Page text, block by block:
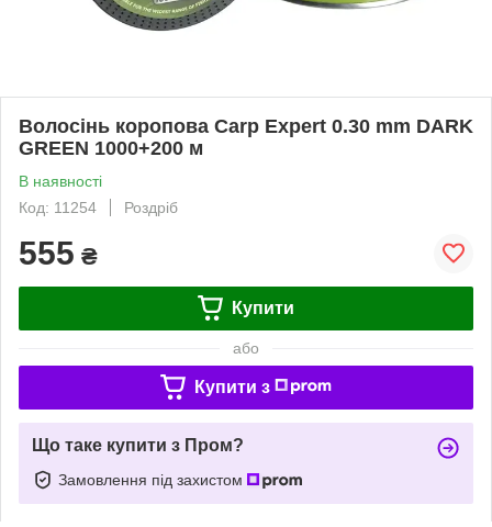
Волосінь коропова Carp Expert 0.30 mm DARK
GREEN 1000+200 м
В наявності
Код: 11254
Роздріб
555 ₴
Купити
або
Купити з
Що таке купити з Пром?
Замовлення під захистом